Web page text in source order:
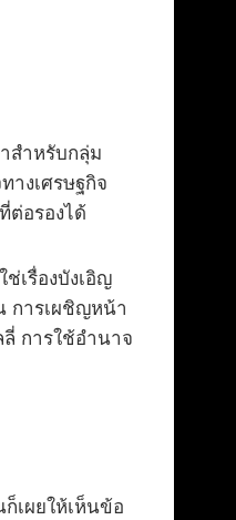
สำหรับกลุ่ม
งเศรษฐกิจ
ต่อรองได้
เรื่องบังเอิญ
การเผชิญหน้า
การใช้อำนาจ
เผยให้เห็นข้อ